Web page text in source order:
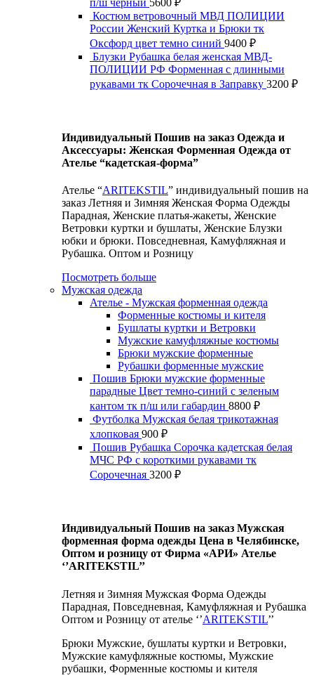
Костюм ветровочный МВД ПОЛИЦИИ
России Женский Куртка и Брюки тк
Оксфорд цвет темно синий 9400 ₽
Блузки Рубашка белая женская МВД-
ПОЛИЦИИ РФ Форменная с длинными
рукавами тк Сорочечная в Заправку 3200 ₽
Индивидуальный Пошив на заказ Одежда и
Аксессуары: Женская Форменная Одежда от
Ателье “кадетская-форма”
Ателье “ARITEKSTIL” индивидуальный пошив на
заказ Летняя и Зимняя Женская Форма Одежды
Парадная, Женские платья-жакеты, Женские
Ветровки куртки и бушлаты, Женские Блузки
юбки и брюки. Повседневная, Камуфляжная и
Рубашка. Оптом и Розницу
Посмотреть больше
Мужская одежда
Ателье - Мужская форменная одежда
Форменные костюмы и кителя
Бушлаты куртки и Ветровки
Мужские камуфляжные костюмы
Брюки мужские форменные
Рубашки форменные мужские
Пошив Брюки мужские форменные
парадные Цвет темно-синий с зеленым
кантом тк п/ш или габардин 8800 ₽
Футболка Мужская белая трикотажная
хлопковая 900 ₽
Пошив Рубашка Сорочка кадетская белая
МЧС РФ с короткими рукавами тк
Сорочечная 3200 ₽
Индивидуальный Пошив на заказ Мужская
форменная форма одежды Цена в Челябинске,
Оптом и розницу от Фирма «АРИ» Ателье
‘’ARITEKSTIL’’
Летняя и Зимняя Мужская Форма Одежды
Парадная, Повседневная, Камуфляжная и Рубашка
Оптом и Розницу от ателье ‘’ARITEKSTIL’’
Брюки Мужские, бушлаты куртки и Ветровки,
Мужские камуфляжные костюмы, Мужские
рубашки, Форменные костюмы и кителя